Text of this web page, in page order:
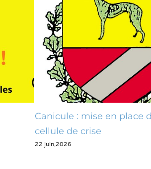
Canicule : mise en place
cellule de crise
22 juin,2026